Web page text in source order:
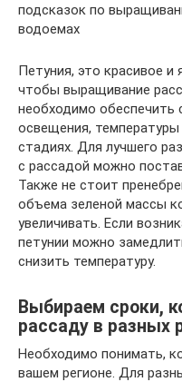
подсказок по
водоемах
Петуния, это красивое и
чтобы выращивание
необходимо обеспечить
освещения,
стадиях. Для лучшего
с рассадой можно
Также не стоит
объема зеленой массы
увеличивать. Если
петунии можно
снизить температуру.
Выбираем сроки,
рассаду в разных
Необходимо понимать,
вашем регионе. Для